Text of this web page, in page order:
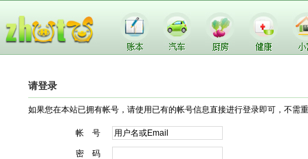
请登录
如果您在本站已拥有帐号，请使用已有的帐号信息直接进行登录即可，不需
帐 号
密 码